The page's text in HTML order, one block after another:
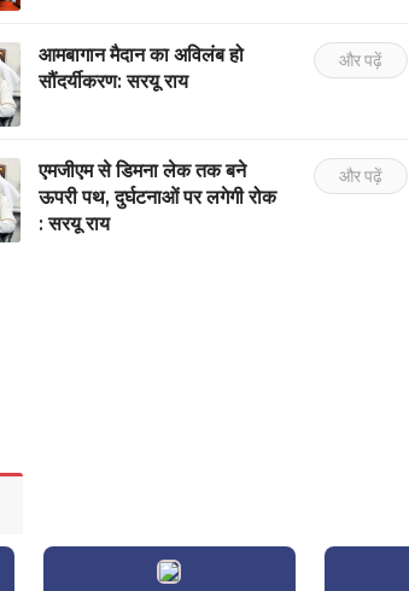
आमबागान मैदान का अविलंब हो
सौंदर्यीकरण: सरयू राय
और पढ़ें
एमजीएम से डिमना लेक तक बने
ऊपरी पथ, दुर्घटनाओं पर लगेगी रोक
: सरयू राय
और पढ़ें